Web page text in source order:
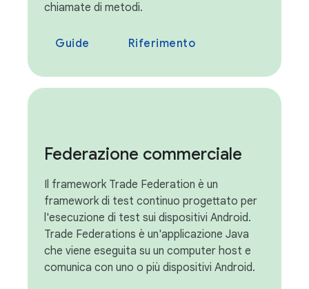
chiamate di metodi.
Guide Riferimento
Federazione commerciale
Il framework Trade Federation è un
framework di test continuo progettato per
l'esecuzione di test sui dispositivi Android.
Trade Federations è un'applicazione Java
che viene eseguita su un computer host e
comunica con uno o più dispositivi Android.